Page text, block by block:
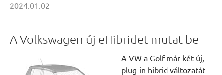
2024.01.02
A Volkswagen új eHibridet mutat be
A VW a Golf már két új,
plug-in hibrid változatát